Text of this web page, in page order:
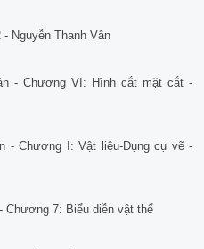
Nguyễn Thanh Vân
- Chương VI: Hình cắt mặt cắt -
- Chương I: Vật liệu-Dụng cụ vẽ -
Chương 7: Biểu diễn vật thể